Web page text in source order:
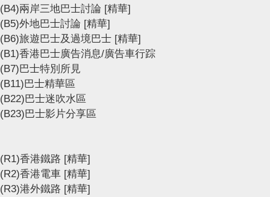
(B4)兩岸三地巴士討論 [精華]
(B5)外地巴士討論 [精華]
(B6)旅遊巴士及過境巴士 [精華]
(B1)香港巴士廣告消息/廣告車行踪
(B7)巴士特別所見
(B11)巴士精華區
(B22)巴士迷吹水區
(B23)巴士影片分享區
(R1)香港鐵路 [精華]
(R2)香港電車 [精華]
(R3)港外鐵路 [精華]